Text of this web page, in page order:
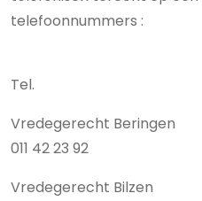
telefoonnummers :
Tel.
Vredegerecht Beringen
011 42 23 92
Vredegerecht Bilzen